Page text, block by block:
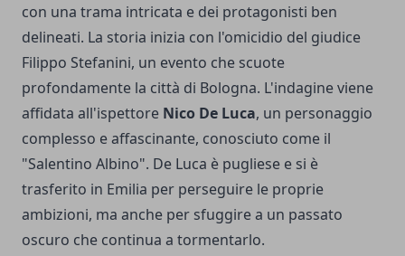
con una trama intricata e dei protagonisti ben
delineati. La storia inizia con l'omicidio del giudice
Filippo Stefanini, un evento che scuote
profondamente la città di Bologna. L'indagine viene
affidata all'ispettore Nico De Luca, un personaggio
complesso e affascinante, conosciuto come il
"Salentino Albino". De Luca è pugliese e si è
trasferito in Emilia per perseguire le proprie
ambizioni, ma anche per sfuggire a un passato
oscuro che continua a tormentarlo.